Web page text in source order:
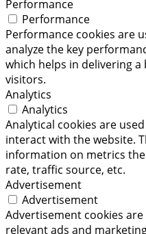
Performance
Performance
Performance cookies are
analyze the key
which helps in delivering
visitors.
Analytics
Analytics
Analytical cookies are
interact with the website.
information on metrics
rate, traffic source, etc.
Advertisement
Advertisement
Advertisement cookies
relevant ads and